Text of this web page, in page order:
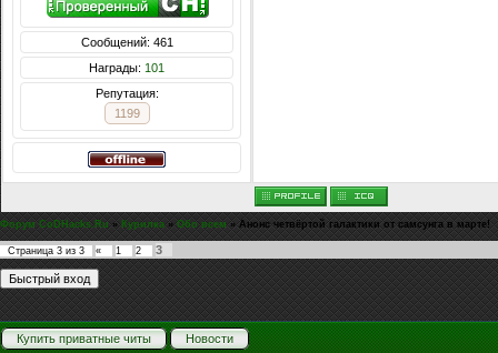
Сообщений: 461
Награды: 101
Репутация:
1199
Форум CoDHacks.Ru » Курилка » Обо всем » Анонс четвёртой галактики от самсунга в марте!
Страница 3 из 3 « 1 2 3
Купить приватные читы Новости